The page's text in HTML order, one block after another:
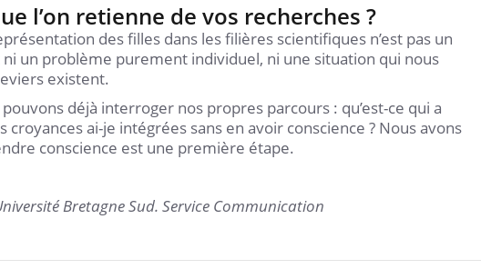
l’on retienne de vos recherches ?
des filles dans les filières scientifiques n’est pas un
ni un problème purement individuel, ni une situation qui nous
existent.
déjà interroger nos propres parcours : qu’est-ce qui a
croyances ai-je intégrées sans en avoir conscience ? Nous avons
conscience est une première étape.
Bretagne Sud. Service Communication